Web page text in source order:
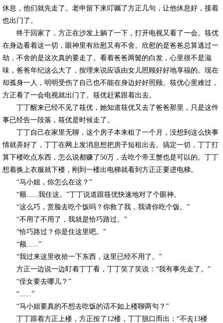
休息，他们就先走了。老申留下来叮嘱了方正几句，让他休息好，接着
也出门了。
终于回家了，方正在沙发上躺了一下，打开电视又看了一会。筱优
在身边看着这一切，眼神里有欣慰又有不舍。欣慰的是爸爸总算逃过一
劫，不舍的是这次真的要走了。看着爸爸两鬓的白发，心里很不是滋
味，爸爸年纪这么大了，按理来说应该由女儿照顾好好地享福的。现在
却孤身一人，明明受伤了自己也不能在身边好好照顾。筱优心里难过，
方正看了一会电视就出门了。筱优赶紧跟着出去。
丁丁醒来已经不见了筱优，她知道筱优又去了爸爸那里，只是这件
事已经告一段落，筱优是时候走了。
丁丁自己在家里无聊，这个房子本来租了一个月，没想到这么快事
情就弄好了，丁丁在网上发消息想把房子短租出去。搞定一切，丁丁打
算下楼吃点东西，怎么说都赚了50万，去吃个帝王蟹也是可以的。丁丁
想着换上衣服就下楼，刚到一楼出电梯就看到方正正要进电梯。
“马小姐，你怎么在这？”
“额......我住这。”丁丁说道跟筱优快速地对了个眼神。
“这么巧，赏脸去吃个饭吗？你救了我，我请你吃个饭。”
“不用了不用了，我就是恰巧路过。”
“恰巧路过？你是住这里吧。”
“额......”
“我过来这里收拾一下东西，这里已经不用了。”
方正一边说一边盯着丁丁看，丁丁笑了笑说：“我有事先走了。”
“侄女要去哪儿？”
“......”
“马小姐要真的不想去吃饭的话不如上楼聊两句？”
丁丁跟着方正上楼，方正按了12楼，丁丁脱口而出：“不去13楼